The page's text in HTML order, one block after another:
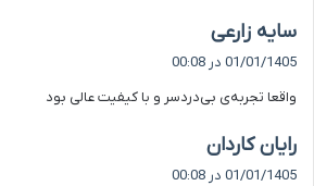
سایه زارعی
ف
:
01/01/1405 در 00:08
واقعا تجربه‌ی بی‌دردسر و با کیفیت عالی بود
رایان کاردان
ف
01/01/1405 در 00:08